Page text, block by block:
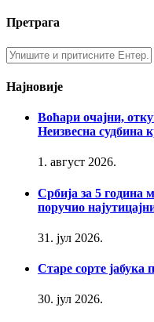
Претрага
Најновије
Воћари очајни,
Неизвесна судбина
1. август 2026.
Србија за 5 година
поручио
31. јул 2026.
Старе сорте јабука
30. јул 2026.